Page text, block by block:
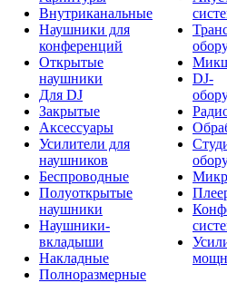
Внутриканальные
Наушники для
конференций
Открытые
наушники
Для DJ
Закрытые
Аксессуары
Усилители для
наушников
Беспроводные
Полуоткрытые
наушники
Наушники-
вкладыши
Накладные
Полноразмерные
DJ-